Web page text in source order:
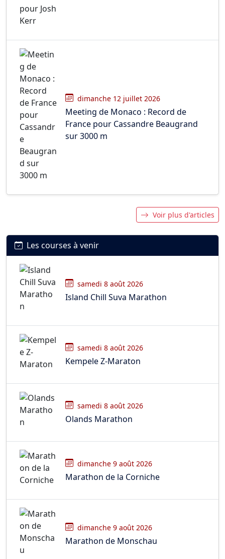
dimanche 12 juillet 2026
Meeting de Monaco : Record de
France pour Cassandre Beaugrand
sur 3000 m
Voir plus d'articles
Les courses à venir
samedi 8 août 2026
Island Chill Suva Marathon
samedi 8 août 2026
Kempele Z-Maraton
samedi 8 août 2026
Olands Marathon
dimanche 9 août 2026
Marathon de la Corniche
dimanche 9 août 2026
Marathon de Monschau